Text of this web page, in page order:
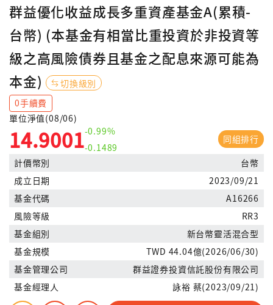
群益優化收益成長多重資產基金A(累積-
台幣) (本基金有相當比重投資於非投資等
級之高風險債券且基金之配息來源可能為
本金)
切換級別
0手續費
單位淨值(08/06)
14.9001-0.99%
-0.1489
同組排行
計價幣別
台幣
成立日期
2023/09/21
基金代碼
A16266
風險等級
RR3
基金組別
新台幣靈活混合型
基金規模
TWD 44.04億(2026/06/30)
基金管理公司
群益證券投資信託股份有限公司
基金經理人
詠裕 蔡(2023/09/21)